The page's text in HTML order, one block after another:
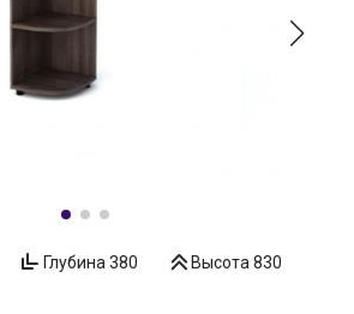
Глубина 380 Высота 830